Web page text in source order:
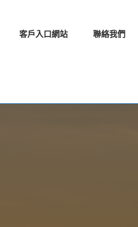
客戶入口網站 聯絡我們